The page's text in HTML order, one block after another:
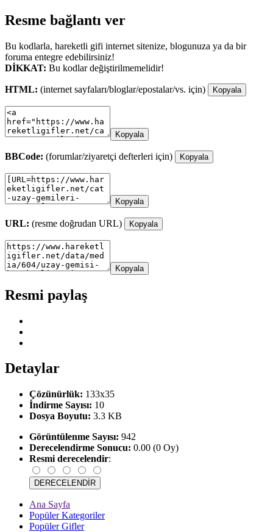
Resme bağlantı ver
Bu kodlarla, hareketli gifi internet sitenize, blogunuza ya da bir
foruma entegre edebilirsiniz!
DİKKAT: Bu kodlar değiştirilmemelidir!
HTML: (internet sayfaları/bloglar/epostalar/vs. için) Kopyala
Kopyala
BBCode: (forumlar/ziyaretçi defterleri için) Kopyala
Kopyala
URL: (resme doğrudan URL) Kopyala
Kopyala
Resmi paylaş
Detaylar
Çözünürlük: 133x35
İndirme Sayısı: 10
Dosya Boyutu: 3.3 KB
Görüntülenme Sayısı: 942
Derecelendirme Sonucu: 0.00 (0 Oy)
Resmi derecelendir:
Ana Sayfa
Popüler Kategoriler
Popüler Gifler